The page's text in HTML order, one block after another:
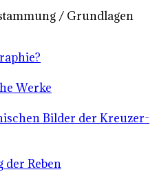
/ Grundlagen
Werke
Bilder der Kreuzer-
der Reben